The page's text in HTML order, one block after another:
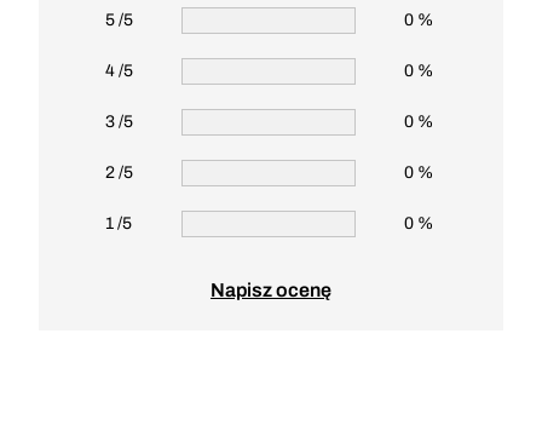
5 /5 0 %
4 /5 0 %
3 /5 0 %
2 /5 0 %
1 /5 0 %
Napisz ocenę